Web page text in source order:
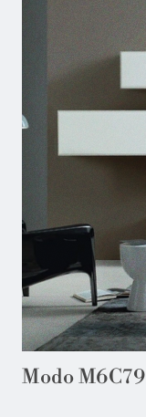
Modo M6C79